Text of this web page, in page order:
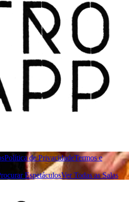
Política de PrivacidadeTermos e
EspetáculosVer Todas as Salas